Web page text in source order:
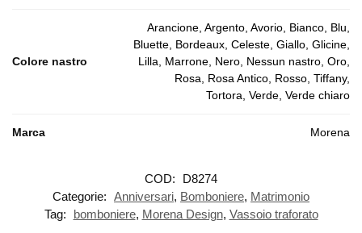
Colore nastro
Arancione, Argento, Avorio, Bianco, Blu,
Bluette, Bordeaux, Celeste, Giallo, Glicine,
Lilla, Marrone, Nero, Nessun nastro, Oro,
Rosa, Rosa Antico, Rosso, Tiffany,
Tortora, Verde, Verde chiaro
Marca Morena
COD:
D8274
Categorie: Anniversari, Bomboniere, Matrimonio
Tag:
bomboniere, Morena Design, Vassoio traforato